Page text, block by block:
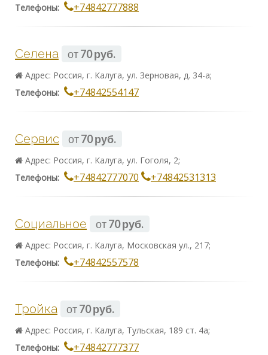
Телефоны:
+74842777888
Селена от70 руб.
Адрес: Россия, г. Калуга, ул. Зерновая, д. 34-а;
Телефоны:
+74842554147
Сервис от70 руб.
Адрес: Россия, г. Калуга, ул. Гоголя, 2;
Телефоны:
+74842777070 +74842531313
Социальное от70 руб.
Адрес: Россия, г. Калуга, Московская ул., 217;
Телефоны:
+74842557578
Тройка от70 руб.
Адрес: Россия, г. Калуга, Тульская, 189 ст. 4а;
Телефоны:
+74842777377